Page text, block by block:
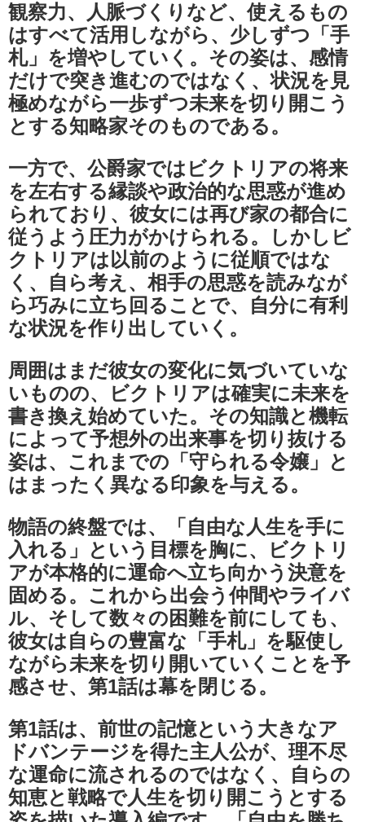
観察力、人脈づくりなど、使えるもの
はすべて活用しながら、少しずつ「手
札」を増やしていく。その姿は、感情
だけで突き進むのではなく、状況を見
極めながら一歩ずつ未来を切り開こう
とする知略家そのものである。
一方で、公爵家ではビクトリアの将来
を左右する縁談や政治的な思惑が進め
られており、彼女には再び家の都合に
従うよう圧力がかけられる。しかしビ
クトリアは以前のように従順ではな
く、自ら考え、相手の思惑を読みなが
ら巧みに立ち回ることで、自分に有利
な状況を作り出していく。
周囲はまだ彼女の変化に気づいていな
いものの、ビクトリアは確実に未来を
書き換え始めていた。その知識と機転
によって予想外の出来事を切り抜ける
姿は、これまでの「守られる令嬢」と
はまったく異なる印象を与える。
物語の終盤では、「自由な人生を手に
入れる」という目標を胸に、ビクトリ
アが本格的に運命へ立ち向かう決意を
固める。これから出会う仲間やライバ
ル、そして数々の困難を前にしても、
彼女は自らの豊富な「手札」を駆使し
ながら未来を切り開いていくことを予
感させ、第1話は幕を閉じる。
第1話は、前世の記憶という大きなア
ドバンテージを得た主人公が、理不尽
な運命に流されるのではなく、自らの
知恵と戦略で人生を切り開こうとする